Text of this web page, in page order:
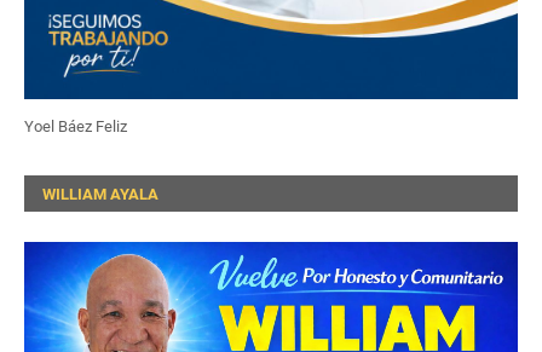
Yoel Báez Feliz
WILLIAM AYALA